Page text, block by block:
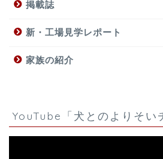
掲載誌
新・工場見学レポート
家族の紹介
YouTube「犬とのよりそい